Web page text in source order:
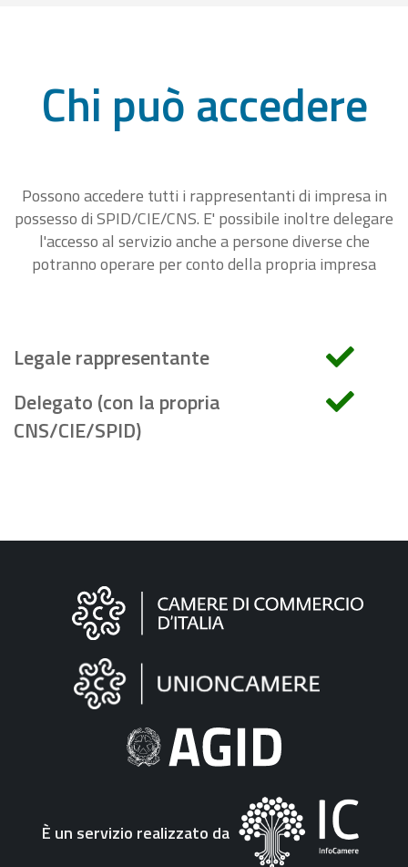
Chi può accedere
Possono accedere tutti i rappresentanti di impresa in
possesso di SPID/CIE/CNS. E' possibile inoltre delegare
l'accesso al servizio anche a persone diverse che
potranno operare per conto della propria impresa
Legale rappresentante
Delegato (con la propria
CNS/CIE/SPID)
Informazioni
"Fattura
Elettronica"
È un servizio realizzato da